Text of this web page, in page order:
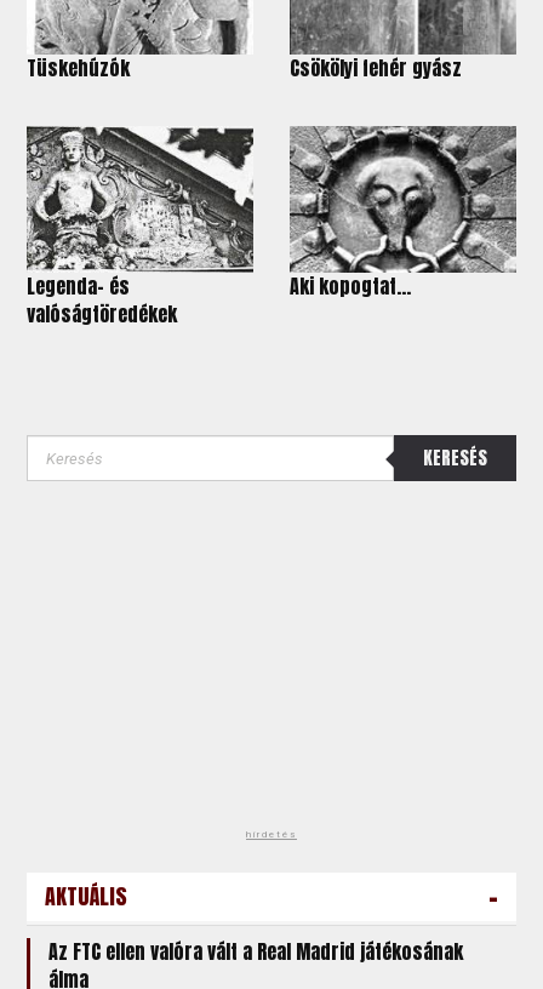
Tüskehúzók Csökölyi fehér gyász
Legenda- és
valóságtöredékek
Aki kopogtat...
KERESÉS
hirdetés
AKTUÁLIS -
Az FTC ellen valóra vált a Real Madrid játékosának
álma